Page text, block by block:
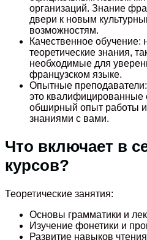
организаций. Знание
двери к новым
возможностям.
Качественное обучение:
теоретические знания,
необходимые для
французском языке.
Опытные
это
обширный опыт работы и
знаниями с вами.
Что включает в
курсов?
Теоретические занятия:
Основы грамматики и
Изучение фонетики и
Развитие навыков